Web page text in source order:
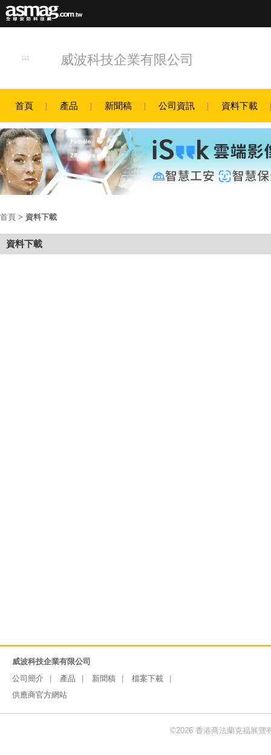
威波科技企業有限公司
首頁 產品 新聞稿 公司資訊 資料下載
首頁 > 資料下載
資料下載
威波科技企業有限公司
公司簡介
產品 新聞稿
檔案下載
供應商官方網站
©2026 香港商法蘭克福展覽